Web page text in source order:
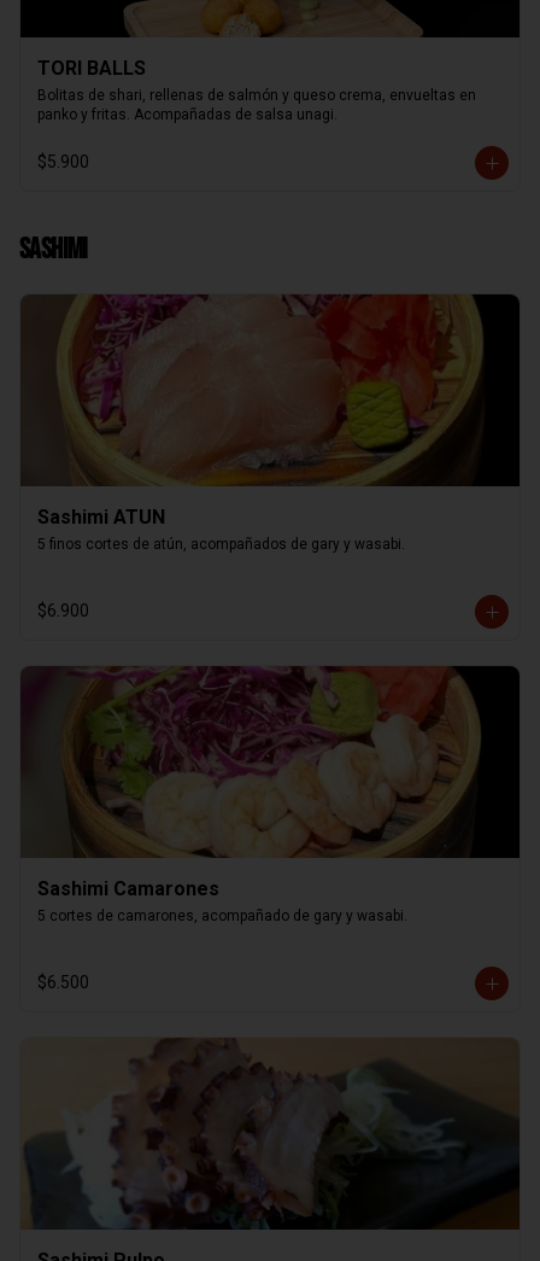
TORI BALLS
Bolitas de shari, rellenas de salmón y queso crema, envueltas en
panko y fritas. Acompañadas de salsa unagi.
$5.900
Sashimi
Sashimi ATUN
5 finos cortes de atún, acompañados de gary y wasabi.
$6.900
Sashimi Camarones
5 cortes de camarones, acompañado de gary y wasabi.
$6.500